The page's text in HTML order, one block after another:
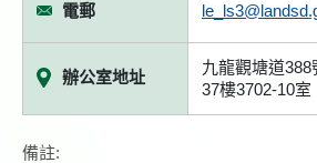
電郵
辦公室地址
九龍觀塘道
37樓3702-10室
備註: